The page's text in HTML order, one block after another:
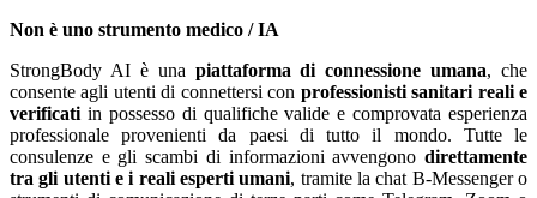
Non è uno strumento medico / IA
StrongBody AI è una piattaforma di connessione umana, che
consente agli utenti di connettersi con professionisti sanitari reali e
verificati in possesso di qualifiche valide e comprovata esperienza
professionale provenienti da paesi di tutto il mondo. Tutte le
consulenze e gli scambi di informazioni avvengono direttamente
tra gli utenti e i reali esperti umani, tramite la chat B-Messenger o